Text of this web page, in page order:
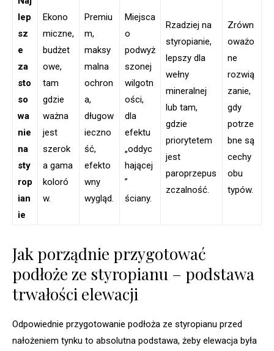
lep
sz
e
za
sto
so
wa
nie
na
sty
rop
ian
ie
Ekono
miczne,
budżet
owe,
tam
gdzie
ważna
jest
szerok
a gama
koloró
w.
Premiu
m,
maksy
malna
ochron
a,
długow
ieczno
ść,
efekto
wny
wygląd.
Miejsca
o
podwyż
szonej
wilgotn
ości,
dla
efektu
„oddyc
hającej
”
ściany.
Rzadziej na
styropianie,
lepszy dla
wełny
mineralnej
lub tam,
gdzie
priorytetem
jest
paroprzepus
zczalność.
Zrówn
oważo
ne
rozwią
zanie,
gdy
potrze
bne są
cechy
obu
typów.
Jak porządnie przygotować
podłoże ze styropianu – podstawa
trwałości elewacji
Odpowiednie przygotowanie podłoża ze styropianu przed
nałożeniem tynku to absolutna podstawa, żeby elewacja była